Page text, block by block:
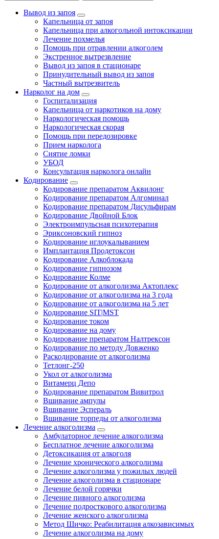
Вывод из запоя
Капельница от запоя
Капельница при алкогольной интоксикации
Лечение похмелья
Помощь при отравлении алкоголем
Экстренное вытрезвление
Вывод из запоя в стационаре
Принудительный вывод из запоя
Частный вытрезвитель
Нарколог на дом
Госпитализация
Капельница от наркотиков на дому
Наркологическая помощь
Наркологическая скорая
Помощь при передозировке
Прием нарколога
Снятие ломки
УБОД
Консультация нарколога онлайн
Кодирование
Кодирование препаратом Аквилонг
Кодирование препаратом Алгоминал
Кодирование препаратом Дисульфирам
Кодирование Двойной Блок
Электроимпульсная психотерапия
Эриксоновский гипноз
Кодирование иглоукалыванием
Имплантация Продетоксон
Кодирование Алкоблокада
Кодирование гипнозом
Кодирование Колме
Кодирование от алкоголизма Актоплекс
Кодирование от алкоголизма на 3 года
Кодирование от алкоголизма на 5 лет
Кодирование SIT|MST
Кодирование током
Кодирование на дому
Кодирование препаратом Налтрексон
Кодирование по методу Довженко
Раскодирование от алкоголизма
Тетлонг-250
Укол от алкоголизма
Витамерц Депо
Кодирование препаратом Вивитрол
Вшивание ампулы
Вшивание Эспераль
Вшивание торпеды от алкоголизма
Лечение алкоголизма
Амбулаторное лечение алкоголизма
Бесплатное лечение алкоголизма
Детоксикация от алкоголя
Лечение хронического алкоголизма
Лечение алкоголизма у пожилых людей
Лечение алкоголизма в стационаре
Лечение белой горячки
Лечение пивного алкоголизма
Лечение подросткового алкоголизма
Лечение женского алкоголизма
Метод Шичко: Реабилитация алкозависимых
Лечение алкоголизма на дому